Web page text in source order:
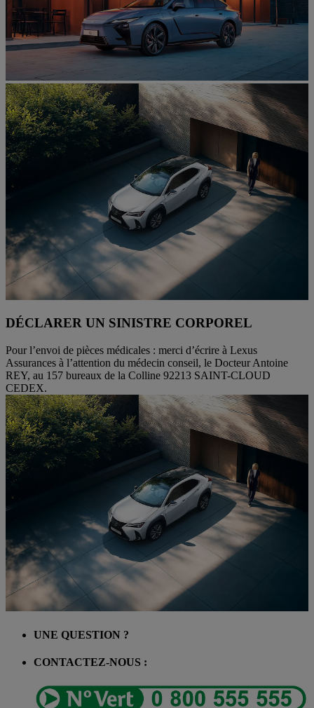
DÉCLARER UN SINISTRE CORPOREL
Pour l’envoi de pièces médicales : merci d’écrire à Lexus
Assurances à l’attention du médecin conseil, le Docteur Antoine
REY, au 157 bureaux de la Colline 92213 SAINT-CLOUD
CEDEX.
UNE QUESTION ?
CONTACTEZ-NOUS :